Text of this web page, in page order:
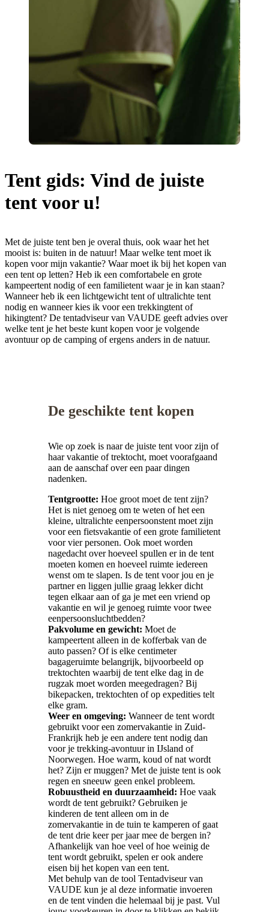
Tent gids: Vind de juiste
tent voor u!
Met de juiste tent ben je overal thuis, ook waar het het
mooist is: buiten in de natuur! Maar welke tent moet ik
kopen voor mijn vakantie? Waar moet ik bij het kopen van
een tent op letten? Heb ik een comfortabele en grote
kampeertent nodig of een familietent waar je in kan staan?
Wanneer heb ik een lichtgewicht tent of ultralichte tent
nodig en wanneer kies ik voor een trekkingtent of
hikingtent? De tentadviseur van VAUDE geeft advies over
welke tent je het beste kunt kopen voor je volgende
avontuur op de camping of ergens anders in de natuur.
De geschikte tent kopen
Wie op zoek is naar de juiste tent voor zijn of
haar vakantie of trektocht, moet voorafgaand
aan de aanschaf over een paar dingen
nadenken.
Tentgrootte: Hoe groot moet de tent zijn?
Het is niet genoeg om te weten of het een
kleine, ultralichte eenpersoonstent moet zijn
voor een fietsvakantie of een grote familietent
voor vier personen. Ook moet worden
nagedacht over hoeveel spullen er in de tent
moeten komen en hoeveel ruimte iedereen
wenst om te slapen. Is de tent voor jou en je
partner en liggen jullie graag lekker dicht
tegen elkaar aan of ga je met een vriend op
vakantie en wil je genoeg ruimte voor twee
eenpersoonsluchtbedden?
Pakvolume en gewicht: Moet de
kampeertent alleen in de kofferbak van de
auto passen? Of is elke centimeter
bagageruimte belangrijk, bijvoorbeeld op
trektochten waarbij de tent elke dag in de
rugzak moet worden meegedragen? Bij
bikepacken, trektochten of op expedities telt
elke gram.
Weer en omgeving: Wanneer de tent wordt
gebruikt voor een zomervakantie in Zuid-
Frankrijk heb je een andere tent nodig dan
voor je trekking-avontuur in IJsland of
Noorwegen. Hoe warm, koud of nat wordt
het? Zijn er muggen? Met de juiste tent is ook
regen en sneeuw geen enkel probleem.
Robuustheid en duurzaamheid: Hoe vaak
wordt de tent gebruikt? Gebruiken je
kinderen de tent alleen om in de
zomervakantie in de tuin te kamperen of gaat
de tent drie keer per jaar mee de bergen in?
Afhankelijk van hoe veel of hoe weinig de
tent wordt gebruikt, spelen er ook andere
eisen bij het kopen van een tent.
Met behulp van de tool Tentadviseur van
VAUDE kun je al deze informatie invoeren
en de tent vinden die helemaal bij je past. Vul